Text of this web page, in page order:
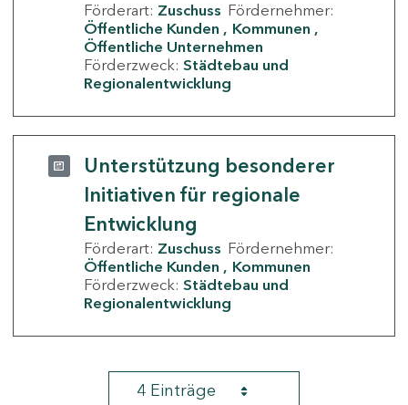
Förderart: Zuschuss Fördernehmer:
Öffentliche Kunden
Kommunen
Öffentliche Unternehmen
Förderzweck: Städtebau und
Regionalentwicklung
Unterstützung besonderer
Initiativen für regionale
Entwicklung
Förderart: Zuschuss Fördernehmer:
Öffentliche Kunden
Kommunen
Förderzweck: Städtebau und
Regionalentwicklung
4 Einträge